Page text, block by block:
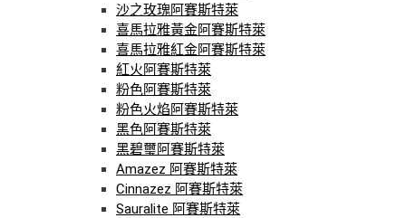
沙之玫瑰阿賽斯特萊
喜馬拉雅黃金阿賽斯特萊
喜馬拉雅紅金阿賽斯特萊
紅火阿賽斯特萊
粉色阿賽斯特萊
粉色火焰阿賽斯特萊
黑色阿賽斯特萊
黑碧璽阿賽斯特萊
Amazez 阿賽斯特萊
Cinnazez 阿賽斯特萊
Sauralite 阿賽斯特萊